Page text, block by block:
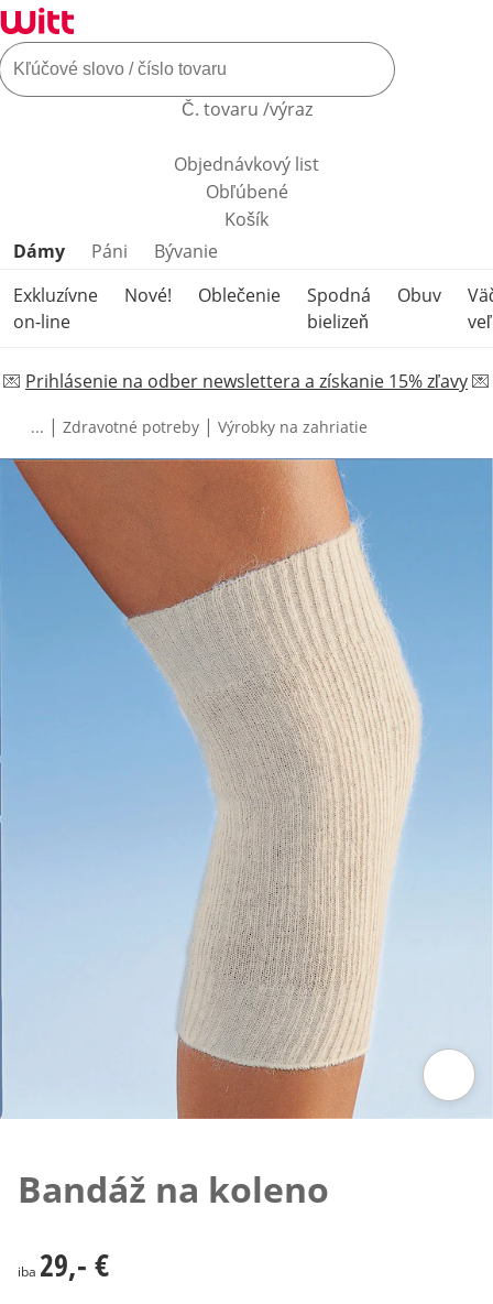
Č. tovaru /výraz
Objednávkový list
Obľúbené
Košík
Preskočiť kategórie produktov
Dámy Páni
Bývanie
Exkluzívne
on-line
Nové! Oblečenie
Spodná
bielizeň
Obuv
💌 Prihlásenie na odber newslettera a získanie 15% zľavy💌
... | Zdravotné potreby | Výrobky na zahriatie
Bandáž na koleno
29,- €
iba 29,- €